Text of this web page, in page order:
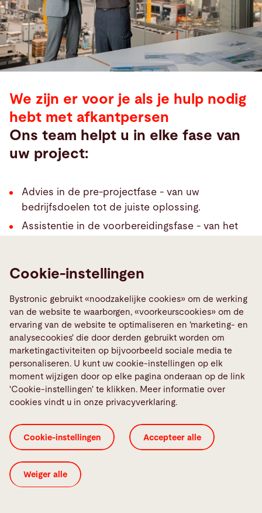
We zijn er voor je als je hulp nodig
hebt met afkantpersen
Ons team helpt u in elke fase van
uw project:
Advies in de pre-projectfase - van uw
bedrijfsdoelen tot de juiste oplossing.
Assistentie in de voorbereidingsfase - van het
tot installatie.
Verzorgen van inbedrijfstelling - inclusief alle
tests voor klantacceptatie.
Optimalisatie van de productie - we staan
gedurende het hele project aan uw zijde.
Cookie-instellingen
Bystronic gebruikt «noodzakelijke cookies» om de werking
van de website te waarborgen, «voorkeurscookies» om de
ervaring van de website te optimaliseren en 'marketing- en
analysecookies' die door derden gebruikt worden om
marketingactiviteiten op bijvoorbeeld sociale media te
personaliseren. U kunt uw cookie-instellingen op elk
moment wijzigen door op elke pagina onderaan op de link
'Cookie-instellingen' te klikken. Meer informatie over
cookies vindt u in onze privacyverklaring.
Cookie-instellingen Accepteer alle
Weiger alle